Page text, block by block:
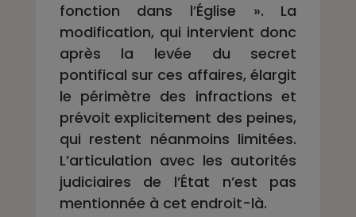
fonction dans l’Église ». La
modification, qui intervient donc
après la levée du secret
pontifical sur ces affaires, élargit
le périmètre des infractions et
prévoit explicitement des peines,
qui restent néanmoins limitées.
L’articulation avec les autorités
judiciaires de l’État n’est pas
mentionnée à cet endroit-là.